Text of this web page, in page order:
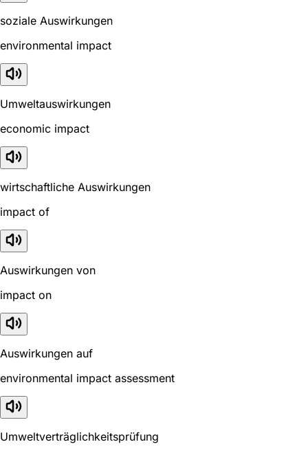
soziale Auswirkungen
environmental impact
Umweltauswirkungen
economic impact
wirtschaftliche Auswirkungen
impact of
Auswirkungen von
impact on
Auswirkungen auf
environmental impact assessment
Umweltverträglichkeitsprüfung